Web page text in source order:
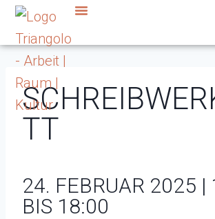
TT
24. FEBRUAR 2025 |
BIS 18:00